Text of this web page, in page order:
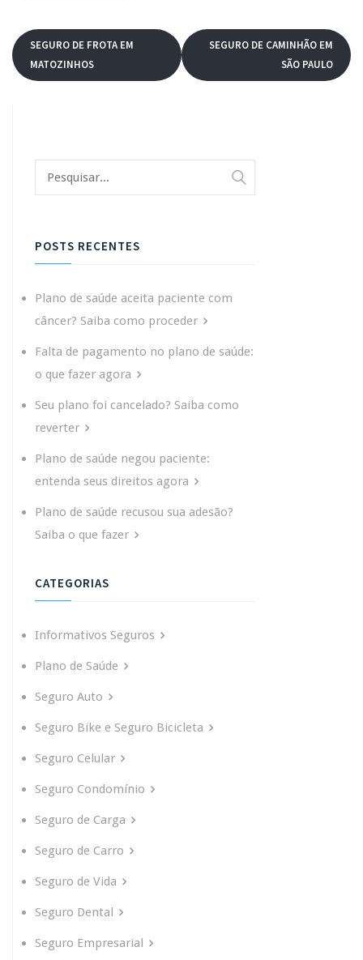
SEGURO DE FROTA EM
MATOZINHOS
SEGURO DE CAMINHÃO EM
SÃO PAULO
POSTS RECENTES
Plano de saúde aceita paciente com
câncer? Saiba como proceder
Falta de pagamento no plano de saúde:
o que fazer agora
Seu plano foi cancelado? Saiba como
reverter
Plano de saúde negou paciente:
entenda seus direitos agora
Plano de saúde recusou sua adesão?
Saiba o que fazer
CATEGORIAS
Informativos Seguros
Plano de Saúde
Seguro Auto
Seguro Bike e Seguro Bicicleta
Seguro Celular
Seguro Condomínio
Seguro de Carga
Seguro de Carro
Seguro de Vida
Seguro Dental
Seguro Empresarial